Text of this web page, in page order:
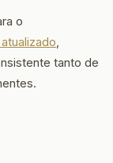
o
,
tanto de